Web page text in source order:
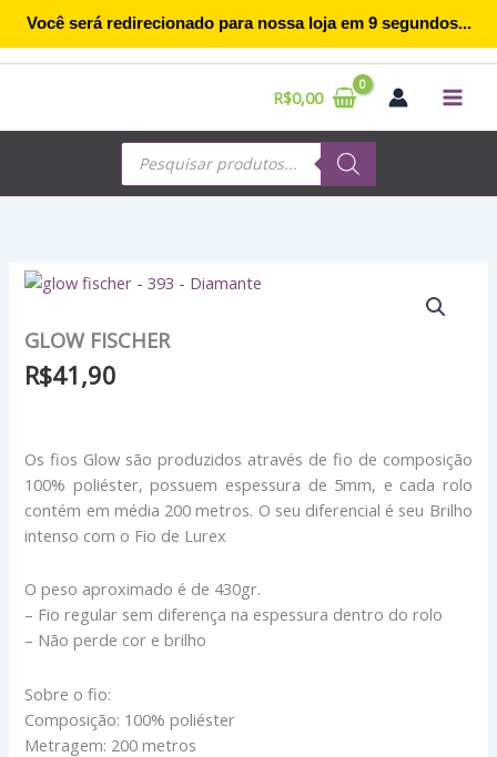
o
R$0,00
Pesquisar
produtos
GLOW FISCHER
R$41,90
Os fios Glow são produzidos através de fio de composição
100% poliéster, possuem espessura de 5mm, e cada rolo
contém em média 200 metros. O seu diferencial é seu Brilho
intenso com o Fio de Lurex
O peso aproximado é de 430gr.
– Fio regular sem diferença na espessura dentro do rolo
– Não perde cor e brilho
Sobre o fio:
Composição: 100% poliéster
Metragem: 200 metros
Você será redirecionado para nossa loja em 9segundos...